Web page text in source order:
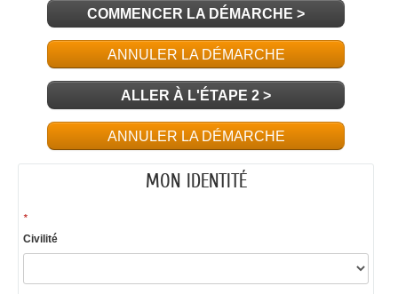
COMMENCER LA DÉMARCHE >
ANNULER LA DÉMARCHE
ALLER À L'ÉTAPE 2 >
ANNULER LA DÉMARCHE
MON IDENTITÉ
*
Civilité